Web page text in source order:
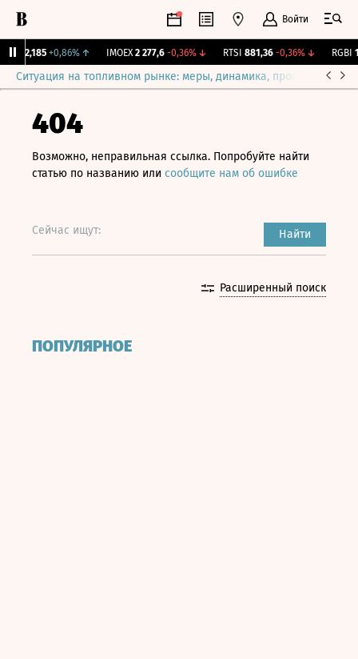
Войти
12,185 +0,86%↑ IMOEX 2 277,6 -0,36%↓ RTSI 881,36 -0,36%↓ RGBI
Ситуация на топливном рынке: меры, динамика, прогнозы
404
Возможно, неправильная ссылка. Попробуйте найти
статью по названию или сообщите нам об ошибке
Сейчас ищут: Найти
Расширенный поиск
ПОПУЛЯРНОЕ